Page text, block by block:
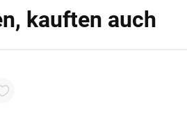
kauften auch